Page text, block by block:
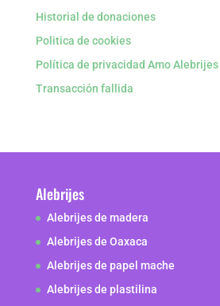
Historial de donaciones
Politica de cookies
Política de privacidad Amo Alebrijes
Transacción fallida
Alebrijes
Alebrijes de madera
Alebrijes de Oaxaca
Alebrijes de papel mache
Alebrijes de plastilina